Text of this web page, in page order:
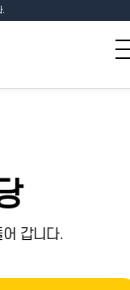
.
갑니다.